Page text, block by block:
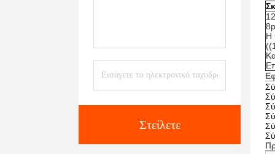
Στείλετε
Η